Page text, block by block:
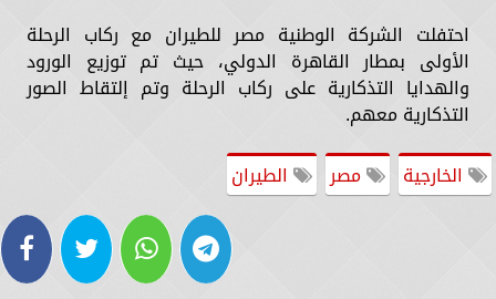
احتفلت الشركة الوطنية مصر للطيران مع ركاب الرحلة
الأولى بمطار القاهرة الدولي، حيث تم توزيع الورود
والهدايا التذكارية على ركاب الرحلة وتم إلتقاط الصور
التذكارية معهم.
الخارجية
مصر الطيران